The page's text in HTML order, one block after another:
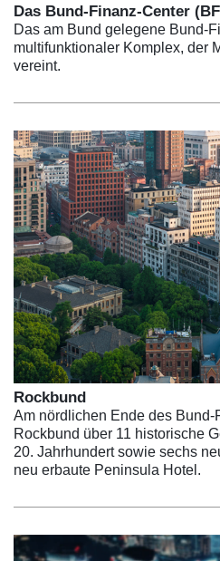
Das Bund-Finanz-Center
Das am Bund gelegene Bund-
multifunktionaler Komplex, der
vereint.
Rockbund
Am nördlichen Ende des Bund-
Rockbund über 11 historische
20. Jahrhundert sowie sechs
neu erbaute Peninsula Hotel.